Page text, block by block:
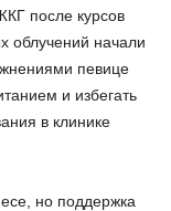
после курсов
облучений начали
певице
и избегать
в клинике
но поддержка